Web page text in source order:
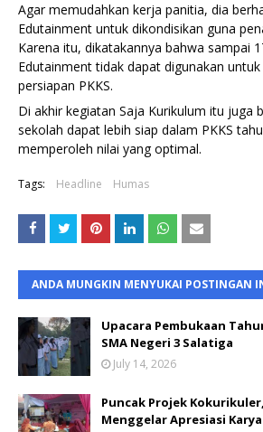
Agar memudahkan kerja panitia, dia
Edutainment untuk dikondisikan guna
Karena itu, dikatakannya bahwa sampai
Edutainment tidak dapat digunakan
persiapan PKKS.
Di akhir kegiatan Saja Kurikulum itu juga
sekolah dapat lebih siap dalam PKKS
memperoleh nilai yang optimal.
Tags: Headline Humas
ANDA MUNGKIN MENYUKAI POSTINGAN
Upacara Pembukaan
SMA Negeri 3 Salatiga
July 14, 2026
Puncak Projek
Menggelar Apresiasi Karya